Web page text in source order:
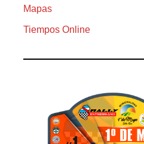
Mapas
Tiempos Online